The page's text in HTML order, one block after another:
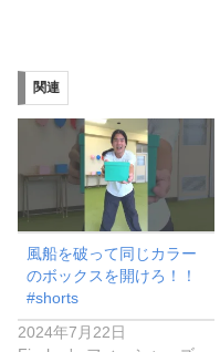
み
中…
関連
風船を破って同じカラー
のボックスを開けろ！！
#shorts
2024年7月22日